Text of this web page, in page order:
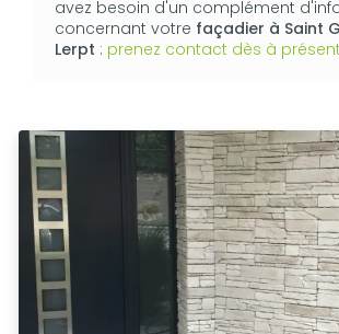
avez besoin d'un complément
concernant votre façadier à Saint
Lerpt : prenez contact dès à présent